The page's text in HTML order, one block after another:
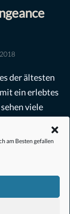
am Besten gefallen
der ältesten
ein erlebtes
viele